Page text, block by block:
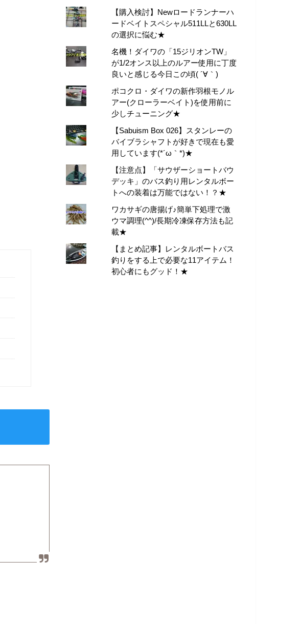
【購入検討】Newロードランナーハ
ードベイトスペシャル511LLと630LL
の選択に悩む★
名機！ダイワの「15ジリオンTW」
が1/2オンス以上のルアー使用に丁度
良いと感じる今日この頃( ´∀｀)
ポコクロ・ダイワの新作羽根モノル
アー(クローラーベイト)を使用前に
少しチューニング★
【Sabuism Box 026】スタンレーの
バイブラシャフトが好きで現在も愛
用しています(*´ω｀*)★
【注意点】「サウザーショートバウ
デッキ」のバス釣り用レンタルボー
トへの装着は万能ではない！？★
ワカサギの唐揚げ♪簡単下処理で激
ウマ調理(^^)/長期冷凍保存方法も記
載★
【まとめ記事】レンタルボートバス
釣りをする上で必要な11アイテム！
初心者にもグッド！★